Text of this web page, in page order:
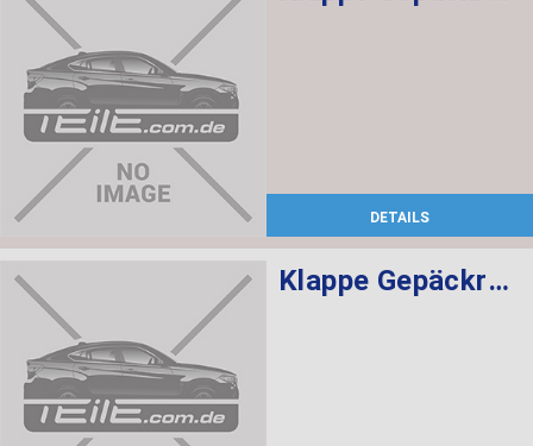
DETAILS
Klappe Gepäckraum links ANTHRAZIT